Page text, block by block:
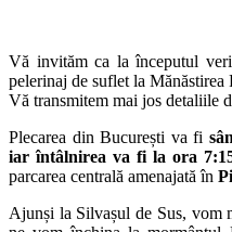
Vă invităm ca la începutul
pelerinaj de suflet la Mănăstirea
Vă transmitem mai jos detaliile
Plecarea din București va fi
iar întâlnirea va fi la ora
parcarea centrală amenajată în
Ajunși la Silvașul de Sus, vom